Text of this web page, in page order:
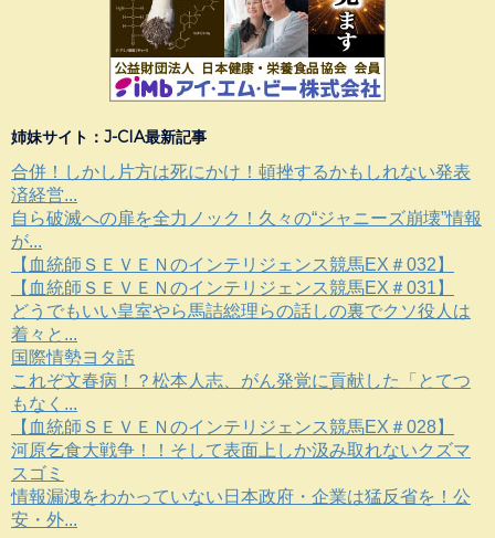
姉妹サイト：J-CIA最新記事
合併！しかし片方は死にかけ！頓挫するかもしれない発表
済経営...
自ら破滅への扉を全力ノック！久々の“ジャニーズ崩壊”情報
が...
【血統師ＳＥＶＥＮのインテリジェンス競馬EX＃032】
【血統師ＳＥＶＥＮのインテリジェンス競馬EX＃031】
どうでもいい皇室やら馬詰総理らの話しの裏でクソ役人は
着々と...
国際情勢ヨタ話
これぞ文春病！？松本人志、がん発覚に貢献した「とてつ
もなく...
【血統師ＳＥＶＥＮのインテリジェンス競馬EX＃028】
河原乞食大戦争！！そして表面上しか汲み取れないクズマ
スゴミ
情報漏洩をわかっていない日本政府・企業は猛反省を！公
安・外...